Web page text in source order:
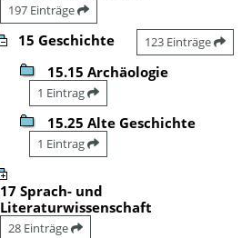
197 Einträge
15 Geschichte 123 Einträge
15.15 Archäologie
1 Eintrag
15.25 Alte Geschichte
1 Eintrag
17 Sprach- und
Literaturwissenschaft
28 Einträge